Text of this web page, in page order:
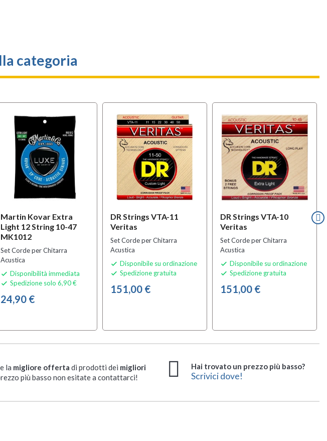
categoria
Martin Kovar Extra
Light 12 String 10-47
MK1012
Set Corde per Chitarra
Acustica
 Disponibilità immediata
 Spedizione solo 6,90 €
24,90 €
DR Strings VTA-11
Veritas
Set Corde per Chitarra
Acustica
 Disponibile su ordinazione
 Spedizione gratuita
151,00 €
DR Strings VTA-10
Veritas
Set Corde per Chitarra
Acustica
 Disponibile su ordinazione
 Spedizione gratuita
151,00 €
la migliore offerta di prodotti dei migliori
più basso non esitate a contattarci!
Hai trovato un prezzo più basso?
Scrivici dove!